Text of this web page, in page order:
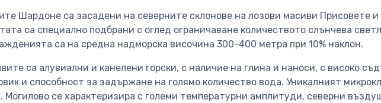
Шардоне са засадени на северните склонове на лозови масиви Присовете и
са специално подбрани с оглед ограничаване количеството слънчева
са на средна надморска височина 300-400 метра при 10% наклон.
са алувиални и канелени горски, с наличие на глина и наноси, с високо
и способност за задържане на голямо количество вода. Уникалният
Могилово се характеризира с големи температурни амплитуди, северни